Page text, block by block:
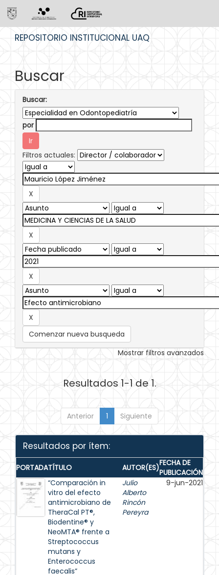
REPOSITORIO INSTITUCIONAL UAQ
Buscar
Buscar:
por
Filtros actuales:
Comenzar nueva busqueda
Mostrar filtros avanzados
Resultados 1-1 de 1.
Anterior 1 Siguiente
Resultados por ítem:
PORTADATÍTULO AUTOR(ES)FECHA DE
PUBLICACIÓN
“Comparación in
vitro del efecto
antimicrobiano de
TheraCal PT®,
Biodentine® y
NeoMTA® frente a
Streptococcus
mutans y
Enterococcus
faecalis”
Julio
Alberto
Rincón
Pereyra
9-jun-2021